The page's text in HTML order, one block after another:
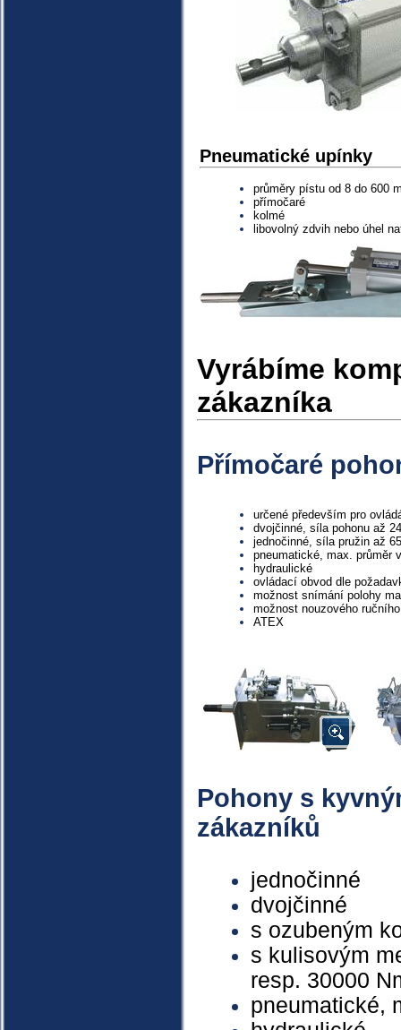
Pneumatické upínky
průměry pístu od 8 do 600
přímočaré
kolmé
libovolný zdvih nebo úhel
Vyrábíme
zákazníka
Přímočaré
určené především pro
dvojčinné, síla pohonu až
jednočinné, síla pružin až
pneumatické, max. průměr
hydraulické
ovládací obvod dle
možnost snímání polohy
možnost nouzového
ATEX
Pohony s
zákazníků
jednočinné
dvojčinné
s ozubeným
s kulisovým
resp. 30000
pneumatické,